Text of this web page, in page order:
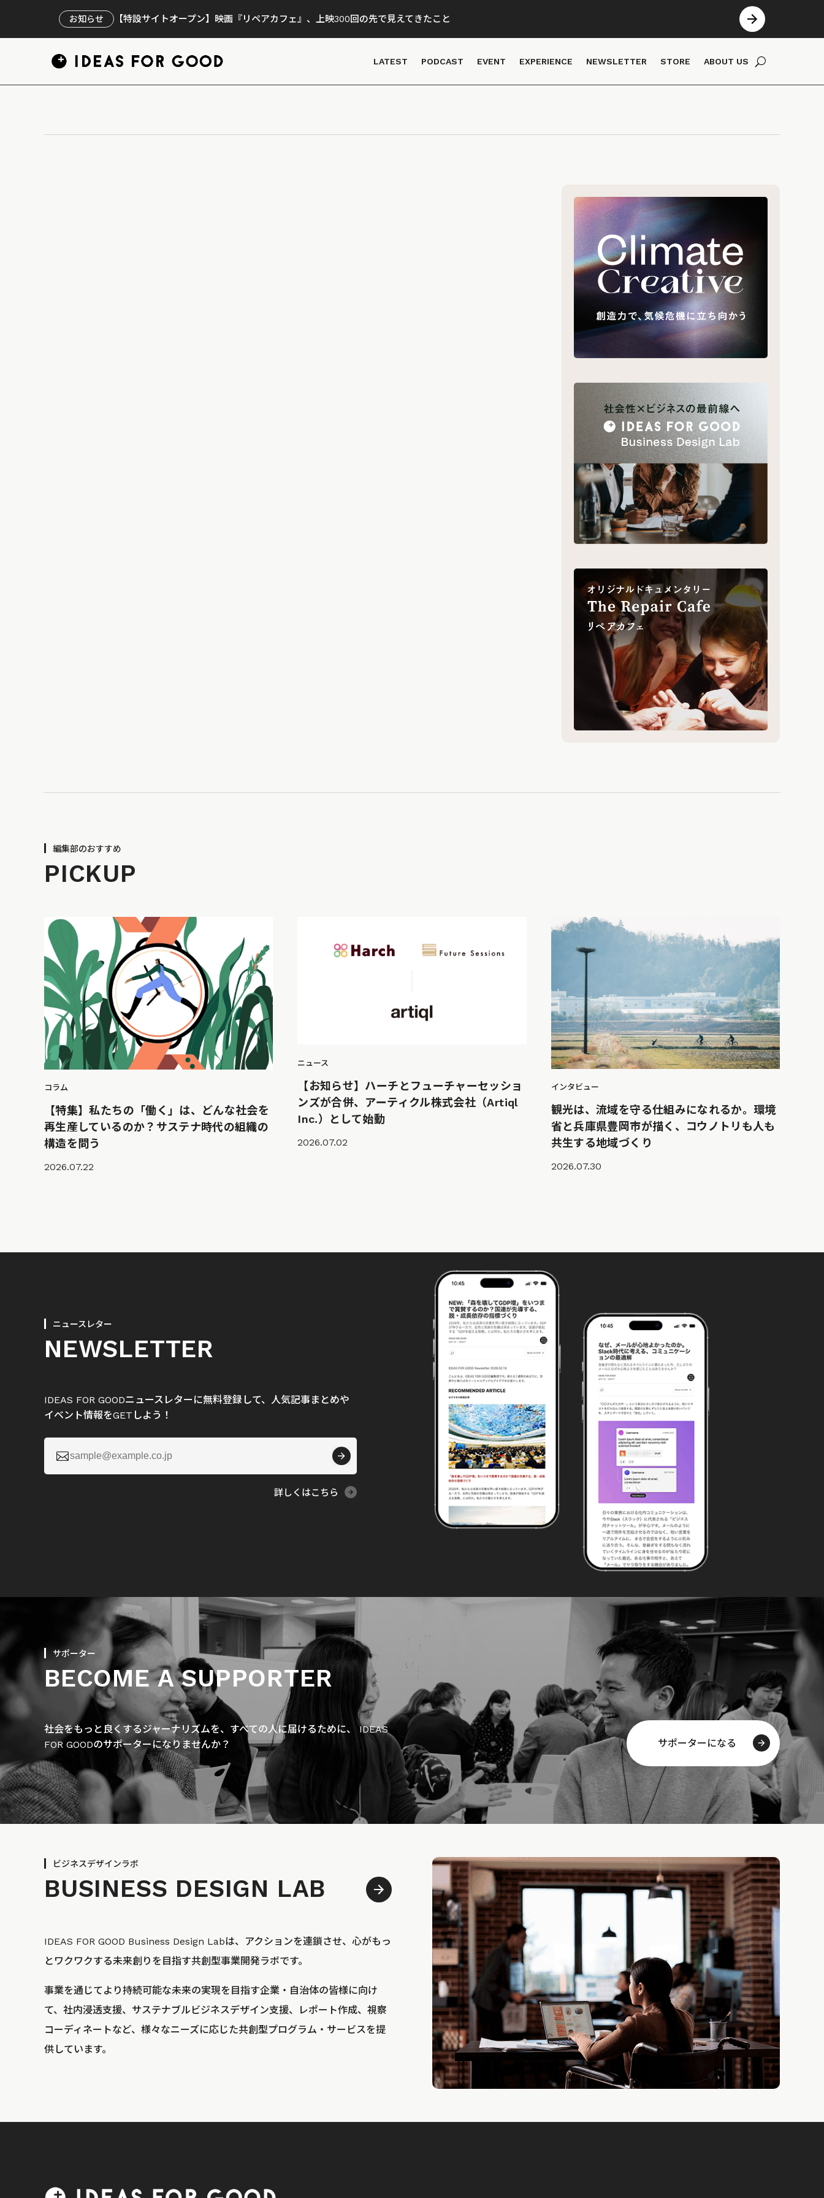
お知らせ 【特設サイトオープン】映画『リペアカフェ』、上映300回の先で見えてきたこと
LATEST PODCAST EVENT EXPERIENCE NEWSLETTER STORE ABOUT US
編集部のおすすめ
PICKUP
コラム
【特集】私たちの「働く」は、どんな社会を
再生産しているのか？サステナ時代の組織の
構造を問う
2026.07.22
ニュース
【お知らせ】ハーチとフューチャーセッショ
ンズが合併、アーティクル株式会社（Artiql
Inc.）として始動
2026.07.02
インタビュー
観光は、流域を守る仕組みになれるか。環境
省と兵庫県豊岡市が描く、コウノトリも人も
共生する地域づくり
2026.07.30
ニュースレター
NEWSLETTER
IDEAS FOR GOODニュースレターに無料登録して、人気記事まとめや
イベント情報をGETしよう！

詳しくはこちら
サポーター
BECOME A SUPPORTER
社会をもっと良くするジャーナリズムを、すべての人に届けるために、 IDEAS
FOR GOODのサポーターになりませんか？
サポーターになる
ビジネスデザインラボ
BUSINESS DESIGN LAB
IDEAS FOR GOOD Business Design Labは、アクションを連鎖させ、心がもっ
とワクワクする未来創りを目指す共創型事業開発ラボです。
事業を通じてより持続可能な未来の実現を目指す企業・自治体の皆様に向け
て、社内浸透支援、サステナブルビジネスデザイン支援、レポート作成、視察
コーディネートなど、様々なニーズに応じた共創型プログラム・サービスを提
供しています。